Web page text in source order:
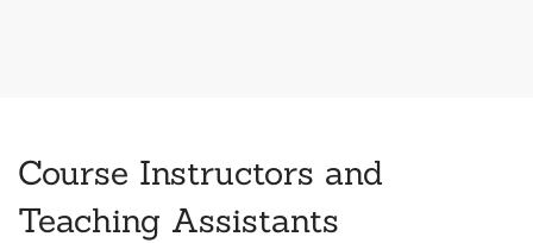
Course Instructors and
Teaching Assistants